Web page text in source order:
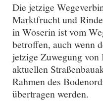
Die jetzige
Marktfrucht und
in Woserin ist vom
betroffen, auch wenn
jetzige Zuwegung
aktuellen
Rahmen des
übertragen werden.